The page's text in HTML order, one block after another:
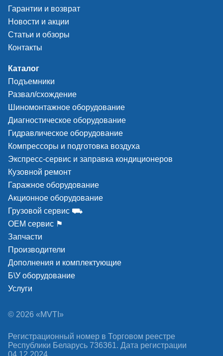
Гарантии и возврат
Новости и акции
Статьи и обзоры
Контакты
Каталог
Подъемники
Развал/схождение
Шиномонтажное оборудование
Диагностическое оборудование
Гидравлическое оборудование
Компрессоры и подготовка воздуха
Экспресс-сервис и заправка кондиционеров
Кузовной ремонт
Гаражное оборудование
Акционное оборудование
Грузовой сервис ⛟
ОЕМ сервис ⚑
Запчасти
Производители
Дополнения и комплектующие
Б\У оборудование
Услуги
© 2026 «MVTI»
Регистрационный номер в Торговом реестре
Республики Беларусь 736361. Дата регистрации
04.12.2024